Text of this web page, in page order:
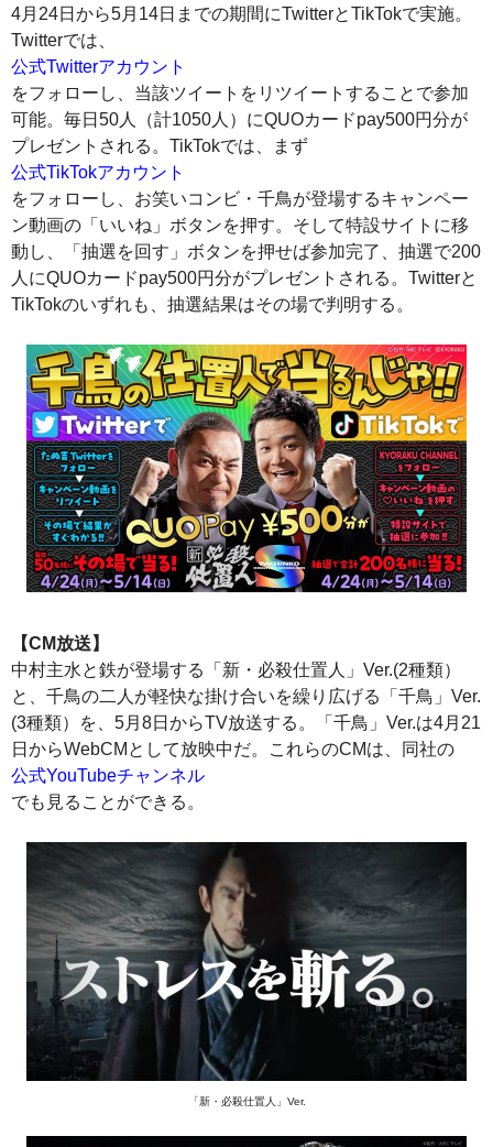
4月24日から5月14日までの期間にTwitterとTikTokで実施。
Twitterでは、
公式Twitterアカウント
をフォローし、当該ツイートをリツイートすることで参加
可能。毎日50人（計1050人）にQUOカードpay500円分が
プレゼントされる。TikTokでは、まず
公式TikTokアカウント
をフォローし、お笑いコンビ・千鳥が登場するキャンペー
ン動画の「いいね」ボタンを押す。そして特設サイトに移
動し、「抽選を回す」ボタンを押せば参加完了、抽選で200
人にQUOカードpay500円分がプレゼントされる。Twitterと
TikTokのいずれも、抽選結果はその場で判明する。
【CM放送】
中村主水と鉄が登場する「新・必殺仕置人」Ver.(2種類）
と、千鳥の二人が軽快な掛け合いを繰り広げる「千鳥」Ver.
(3種類）を、5月8日からTV放送する。「千鳥」Ver.は4月21
日からWebCMとして放映中だ。これらのCMは、同社の
公式YouTubeチャンネル
でも見ることができる。
「新・必殺仕置人」Ver.